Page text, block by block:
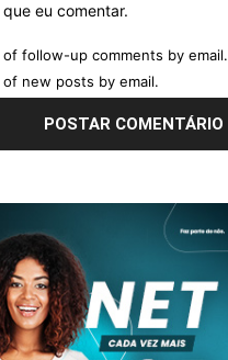
eu comentar.
follow-up comments by email.
new posts by email.